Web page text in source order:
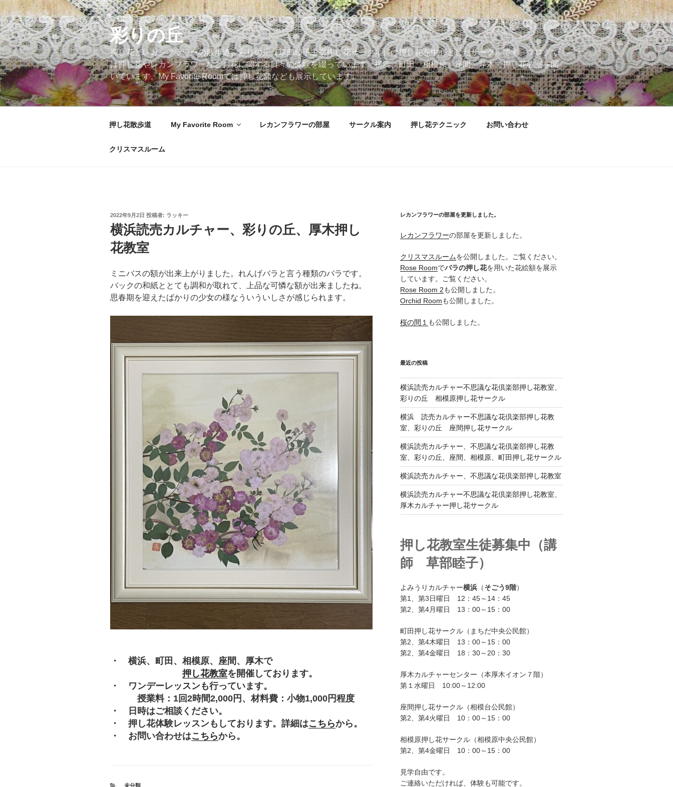
コ
ン
テ
ン
ツ
へ
ス
キ
ッ
彩りの丘
押し花とレカンフラワーの散歩道。彩りの丘（草部睦子主宰押し花サークル）は押し花を中心としたサークルです。ブログで
は押し花やレカンフラワーなどお花に関する日々の体験を綴っています。横浜、町田、相模原、座間、厚木で押し花教室を開
いています。My Favorite Roomでは押し花額なども展示しています。
押し花散歩道 My Favorite Room レカンフラワーの部屋 サークル案内 押し花テクニック お問い合わせ
クリスマスルーム
投
稿
日:
2022年9月2日 投稿者: ラッキー
横浜読売カルチャー、彩りの丘、厚木押し
花教室
ミニバスの額が出来上がりました。れんげバラと言う種類のバラです。
バックの和紙ととても調和が取れて、上品な可憐な額が出来ましたね。
思春期を迎えたばかりの少女の様なういういしさが感じられます。
・ 横浜、町田、相模原、座間、厚木で
押し花教室を開催しております。
・ ワンデーレッスンも行っています。
授業料：1回2時間2,000円、材料費：小物1,000円程度
・ 日時はご相談ください。
・ 押し花体験レッスンもしております。詳細はこちらから。
・ お問い合わせはこちらから。
カ
未分類
レカンフラワーの部屋を更新しました。
レカンフラワーの部屋を更新しました。
クリスマスルームを公開しました。ご覧ください。
Rose Roomでバラの押し花を用いた花絵額を展示
しています。ご覧ください。
Rose Room 2も公開しました。
Orchid Roomも公開しました。
桜の間１ も公開しました。
最近の投稿
横浜読売カルチャー不思議な花倶楽部押し花教室、
彩りの丘 相模原押し花サークル
横浜 読売カルチャー不思議な花倶楽部押し花教
室、彩りの丘 座間押し花サークル
横浜読売カルチャー、不思議な花倶楽部押し花教
室、彩りの丘、座間、相模原、町田押し花サークル
横浜読売カルチャー、不思議な花倶楽部押し花教室
横浜読売カルチャー不思議な花倶楽部押し花教室、
厚木カルチャー押し花サークル
押し花教室生徒募集中（講
師 草部睦子）
よみうりカルチャー横浜（そごう9階）
第1、第3日曜日 12：45～14：45
第2、第4月曜日 13：00～15：00
町田押し花サークル（まちだ中央公民館）
第2、第4木曜日 13：00～15：00
第2、第4金曜日 18：30～20：30
厚木カルチャーセンター（本厚木イオン７階）
第１水曜日 10:00～12:00
座間押し花サークル（相模台公民館）
第2、第4火曜日 10：00～15：00
相模原押し花サークル（相模原中央公民館）
第2、第4金曜日 10：00～15：00
見学自由です。
ご連絡いただければ、体験も可能です。